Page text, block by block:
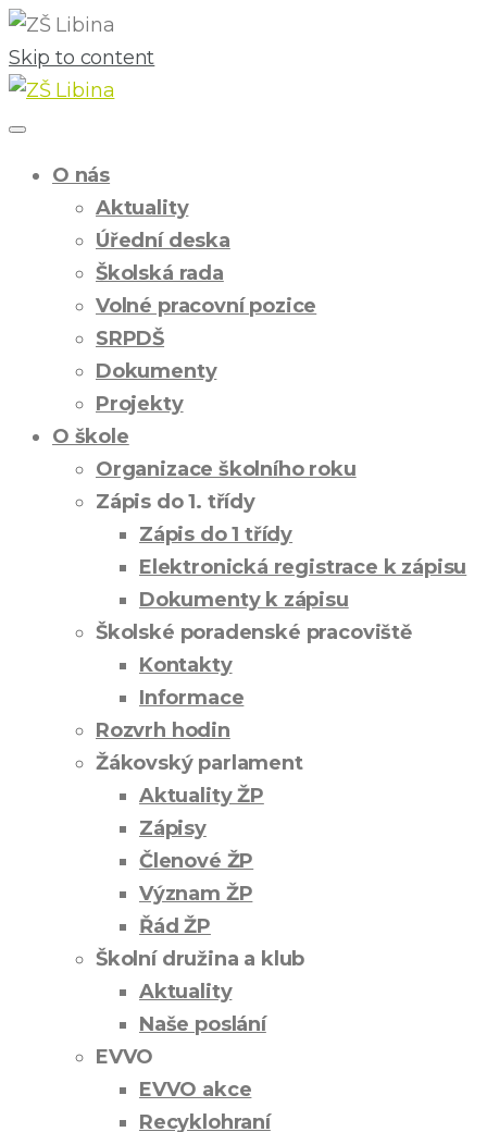
Skip to content
O nás
Aktuality
Úřední deska
Školská rada
Volné pracovní pozice
SRPDŠ
Dokumenty
Projekty
O škole
Organizace školního roku
Zápis do 1. třídy
Zápis do 1 třídy
Elektronická registrace k zápisu
Dokumenty k zápisu
Školské poradenské pracoviště
Kontakty
Informace
Rozvrh hodin
Žákovský parlament
Aktuality ŽP
Zápisy
Členové ŽP
Význam ŽP
Řád ŽP
Školní družina a klub
Aktuality
Naše poslání
EVVO
EVVO akce
Recyklohraní